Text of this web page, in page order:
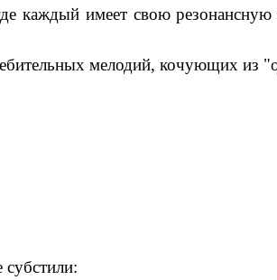
имеет свою резонансную
мелодий, кочующих из